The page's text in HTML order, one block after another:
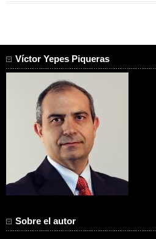
Víctor Yepes Piqueras
Sobre el autor